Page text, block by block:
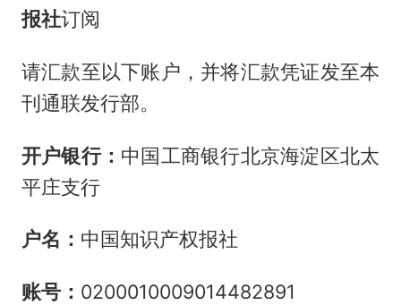
报社订阅
请汇款至以下账户，并将汇款凭证发至本
刊通联发行部。
开户银行： 中国工商银行北京海淀区北太
平庄支行
户名： 中国知识产权报社
账号： 0200010009014482891